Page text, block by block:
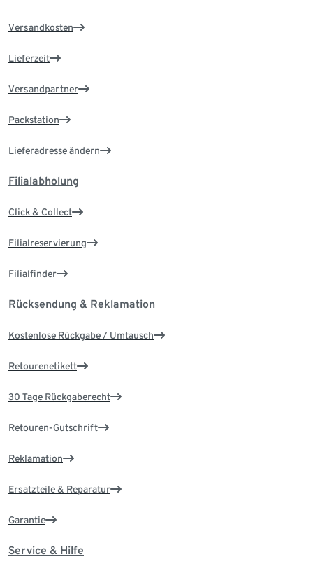
Versandkosten
Lieferzeit
Versandpartner
Packstation
Lieferadresse ändern
Filialabholung
Click & Collect
Filialreservierung
Filialfinder
Rücksendung & Reklamation
Kostenlose Rückgabe / Umtausch
Retourenetikett
30 Tage Rückgaberecht
Retouren-Gutschrift
Reklamation
Ersatzteile & Reparatur
Garantie
Service & Hilfe